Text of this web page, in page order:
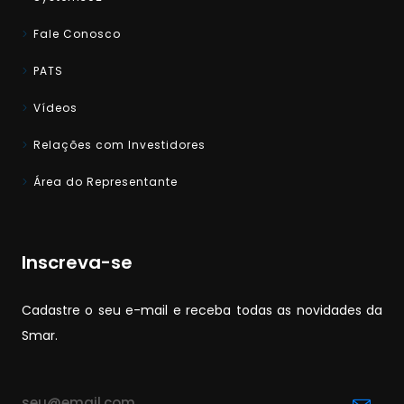
Fale Conosco
PATS
Vídeos
Relações com Investidores
Área do Representante
Inscreva-se
Cadastre o seu e-mail e receba todas as novidades da
Smar.